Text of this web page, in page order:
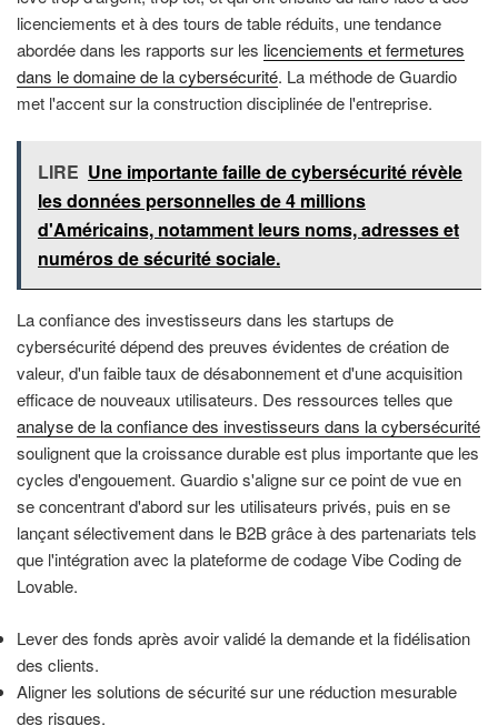
licenciements et à des tours de table réduits, une tendance
abordée dans les rapports sur les licenciements et fermetures
dans le domaine de la cybersécurité. La méthode de Guardio
met l'accent sur la construction disciplinée de l'entreprise.
LIRE Une importante faille de cybersécurité révèle
les données personnelles de 4 millions
d'Américains, notamment leurs noms, adresses et
numéros de sécurité sociale.
La confiance des investisseurs dans les startups de
cybersécurité dépend des preuves évidentes de création de
valeur, d'un faible taux de désabonnement et d'une acquisition
efficace de nouveaux utilisateurs. Des ressources telles que
analyse de la confiance des investisseurs dans la cybersécurité
soulignent que la croissance durable est plus importante que les
cycles d'engouement. Guardio s'aligne sur ce point de vue en
se concentrant d'abord sur les utilisateurs privés, puis en se
lançant sélectivement dans le B2B grâce à des partenariats tels
que l'intégration avec la plateforme de codage Vibe Coding de
Lovable.
Lever des fonds après avoir validé la demande et la fidélisation
des clients.
Aligner les solutions de sécurité sur une réduction mesurable
des risques.